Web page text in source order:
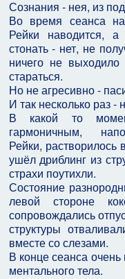
Сознания - нея, из
Во время сеанса
Рейки наводится, а
стонать - нет, не
ничего не
стараться.
Но не агресивно -
И так несколько раз -
В какой то
гармоничным,
Рейки, растворилось
ушёл дриблинг из
страхи поутихли.
Состояние
левой стороне
сопровождались
структуры
вместе со слезами.
В конце сеанса
ментального тела.